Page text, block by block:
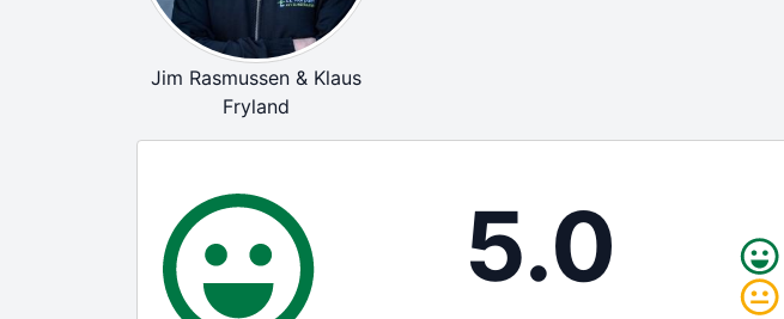
Jim Rasmussen & Klaus
Fryland
5.0